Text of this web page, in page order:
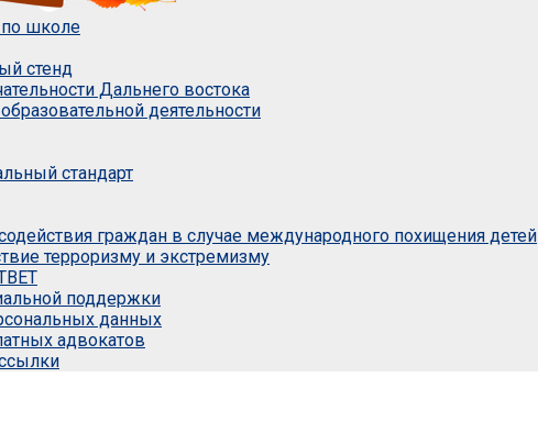
школе
стенд
Дальнего востока
деятельности
стандарт
граждан в случае международного похищения детей
терроризму и экстремизму
поддержки
данных
адвокатов